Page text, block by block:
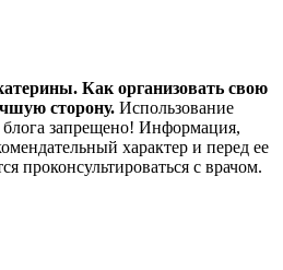
Как организовать свою
сторону. Использование
блога запрещено! Информация,
характер и перед ее
проконсультироваться с врачом.